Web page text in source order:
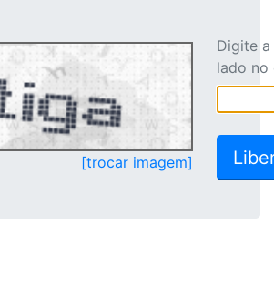
[trocar imagem]
Digite
lado no